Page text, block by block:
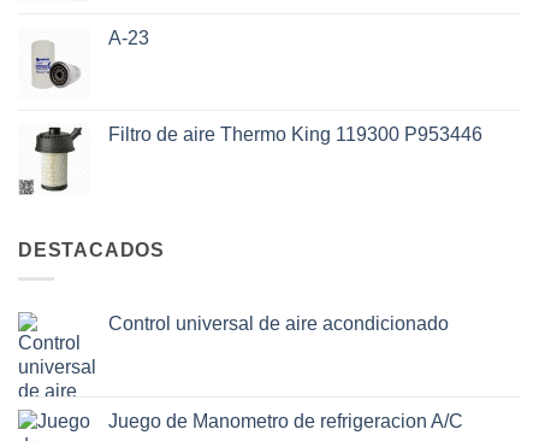
A-23
Filtro de aire Thermo King 119300 P953446
DESTACADOS
Control universal de aire acondicionado
Juego de Manometro de refrigeracion A/C